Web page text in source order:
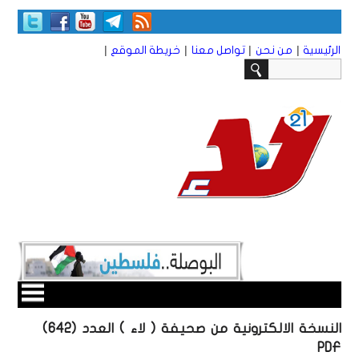
الرئيسية | من نحن | تواصل معنا | خريطة الموقع |
النسخة الالكترونية من صحيفة ( لاء ) العدد (642)
PDF